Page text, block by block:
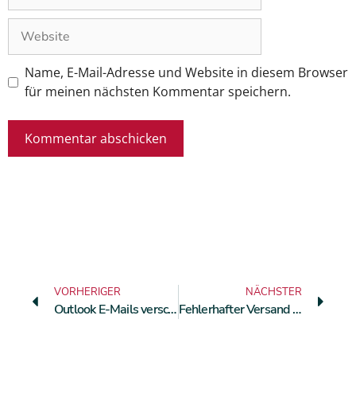
Name, E-Mail-Adresse und Website in diesem Browser
für meinen nächsten Kommentar speichern.
VORHERIGER
Outlook E-Mails verschlüsseln
NÄCHSTER
Fehlerhafter Versand von Gehaltsabrechnungen kostet die Modemarke Uniqlo 270.000 Euro Bußgeld